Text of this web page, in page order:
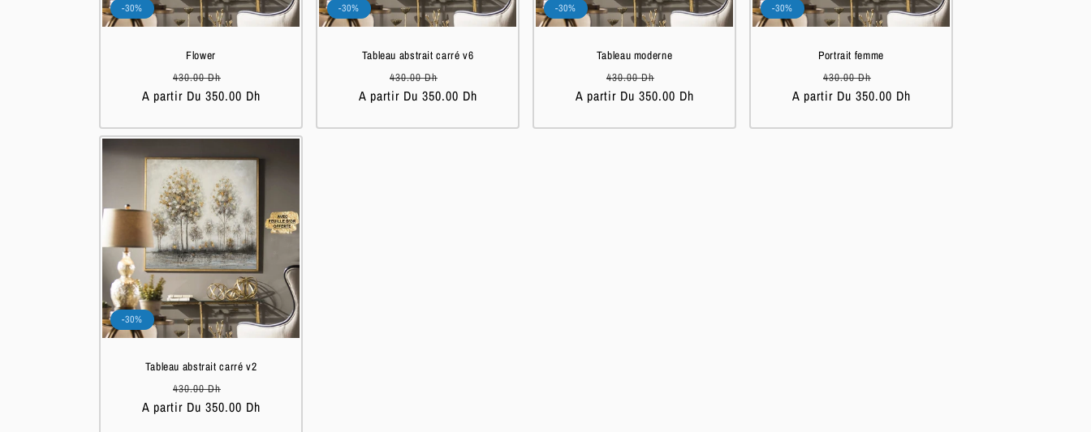
-30%
Flower
Prix
habituel
430.00 Dh
soldé
A partir Du 350.00 Dh
-30%
Tableau abstrait carré v6
Prix
habituel
430.00 Dh
soldé
A partir Du 350.00 Dh
-30%
Tableau moderne
Prix
habituel
430.00 Dh
soldé
A partir Du 350.00 Dh
-30%
Portrait femme
Prix
habituel
430.00 Dh
soldé
A partir Du 350.00 Dh
-30%
Tableau abstrait carré v2
Prix
habituel
430.00 Dh
soldé
A partir Du 350.00 Dh